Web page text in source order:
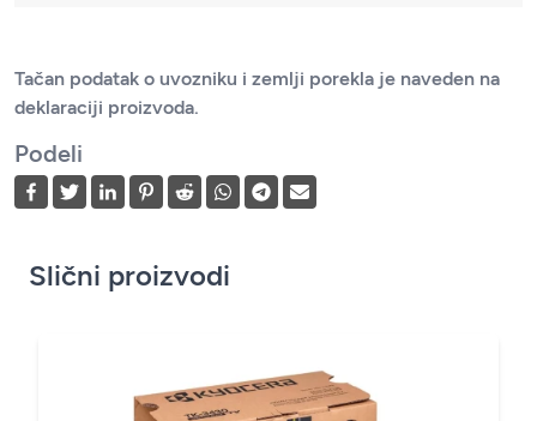
Tačan podatak o uvozniku i zemlji porekla je naveden na
deklaraciji proizvoda.
Podeli
Slični proizvodi